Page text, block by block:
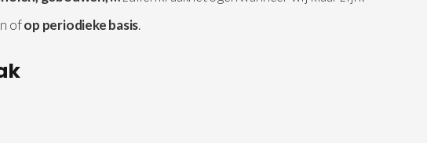
ofop periodieke basis.